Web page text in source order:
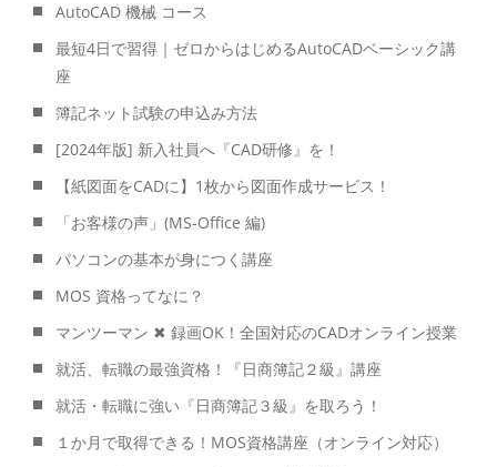
AutoCAD 機械 コース
最短4日で習得｜ゼロからはじめるAutoCADベーシック講
座
簿記ネット試験の申込み方法
[2024年版] 新入社員へ『CAD研修』を！
【紙図面をCADに】1枚から図面作成サービス！
「お客様の声」(MS-Office 編)
パソコンの基本が身につく講座
MOS 資格ってなに？
マンツーマン ✖ 録画OK！全国対応のCADオンライン授業
就活、転職の最強資格！『日商簿記２級』講座
就活・転職に強い『日商簿記３級』を取ろう！
１か月で取得できる！MOS資格講座（オンライン対応）